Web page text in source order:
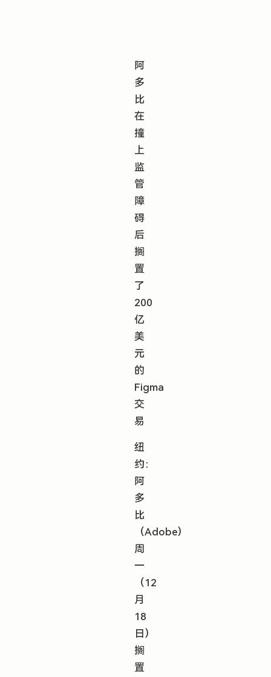
阿
多
比
在
撞
上
监
管
障
碍
后
搁
置
了
200
亿
美
元
的
Figma
交
易
纽
约：
阿
多
比
（Adobe）
周
一
（12
月
18
日）
搁
置